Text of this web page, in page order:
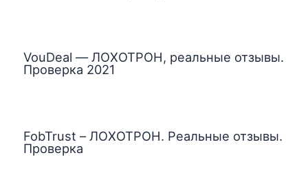
VouDeal — ЛОХОТРОН, реальные отзывы.
Проверка 2021
FobTrust – ЛОХОТРОН. Реальные отзывы.
Проверка